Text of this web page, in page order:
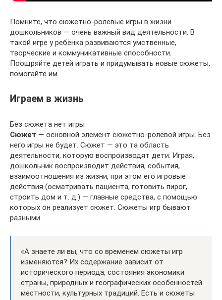
Помните, что сюжетно-ролевые игры в жизни
дошкольников — очень важный вид деятельности. В
такой игре у ребёнка развиваются умственные,
творческие и коммуникативные способности.
Поощряйте детей играть и придумывать новые сюжеты,
помогайте им.
Играем в жизнь
Без сюжета нет игры
Сюжет — основной элемент сюжетно-ролевой игры. Без
него игры не будет. Сюжет — это та область
деятельности, которую воспроизводят дети. Играя,
дошкольник воспроизводит действия, события,
взаимоотношения из жизни, при этом его игровые
действия (осматривать пациента, готовить пирог,
строить дом и т. д.) — главные средства, с помощью
которых он реализует сюжет. Сюжеты игр бывают
разными.
«А знаете ли вы, что со временем сюжеты игр
изменяются? Их содержание зависит от
исторического периода, состояния экономики
страны, природных и географических особенностей
местности, культурных традиций. Есть и сюжеты